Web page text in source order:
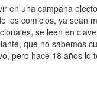
en una campaña
los comicios, ya sean
se leen en
que no sabemos
pero hace 18 años lo